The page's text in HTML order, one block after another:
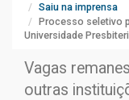
Saiu na imprensa
Processo seletivo
Universidade
Vagas
outras